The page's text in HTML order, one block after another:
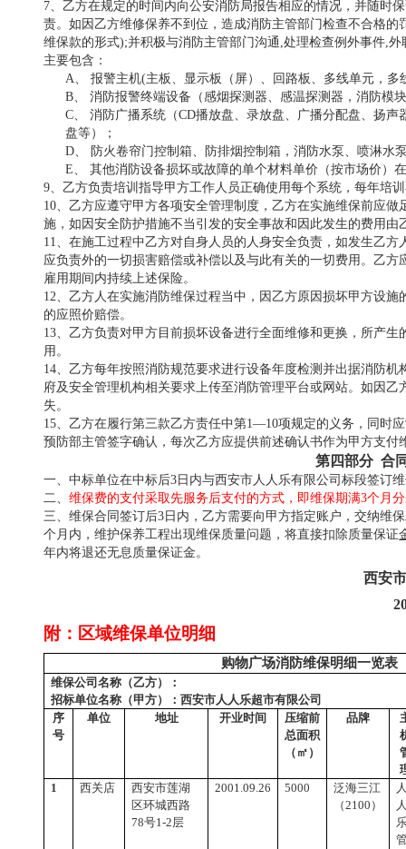
7、乙方在规定的时间内向公安消防局报告相应的情况，并随时
责。如因乙方维修保养不到位，造成消防主管部门检查不合格
维保款的形式);并积极与消防主管部门沟通,处理检查例外事件,
主要包含：
A、报警主机(主板、显示板（屏）、回路板、多线单元，多
B、消防报警终端设备（感烟探测器、感温探测器，消防模
C、消防广播系统（CD播放盘、录放盘、广播分配盘、扬
盘等）；
D、
防火卷帘门控制箱、防排烟控制箱，消防水泵、喷淋水
E、其他消防设备损坏或故障的单个材料单价（按市场价）
9、乙方负责培训指导甲方工作人员正确使用每个系统，每年培
10、乙方应遵守甲方各项安全管理制度，乙方在实施维保前应
施，如因安全防护措施不当引发的安全事故和因此发生的费用由
11、在施工过程中乙方对自身人员的人身安全负责，如发生乙
应负责外的一切损害赔偿或补偿以及与此有关的一切费用。乙
雇用期间内持续上述保险。
12、乙方人在实施消防维保过程当中，因乙方原因损坏甲方设
的应照价赔偿。
13、乙方负责对甲方目前损坏设备进行全面维修和更换，所产
用。
14、乙方每年按照消防规范要求进行设备年度检测并出据消防机
府及安全管理机构相关要求上传至消防管理平台或网站。如因
失。
15、乙方在履行第三款乙方责任中第1—10项规定的义务，同时
预防部主管签字确认，每次乙方应提供前述确认书作为甲方支付
第四部分 合
一、中标单位在中标后3日内与西安市人人乐有限公司标段签订
二、维保费的支付采取先服务后支付的方式，即维保期满3个月
三、维保合同签订后3日内，乙方需要向甲方指定账户，交纳维
个月内，维护保养工程出现维保质量问题，将直接扣除质量保证
年内将退还无息质量保证金。
西安
附：区域维保单位明细
购物广场消防维保明细一览表
维保公司名称（乙方）：
招标单位名称（甲方）：西安市人人乐超市有限公司
序
号
单位 地址 开业时间
压缩前
总面积
（㎡）
品牌
1
西关店
西安市莲湖
区环城西路
78号1-2层
2001.09.26 5000
泛海三江
（2100）